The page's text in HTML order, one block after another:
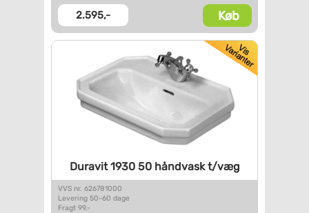
2.595,- Køb
Duravit 1930 50 håndvask t/væg
VVS nr. 626781000
Levering 50-60 dage
Fragt 99,-